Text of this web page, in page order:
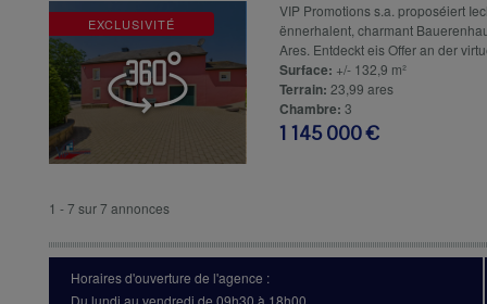
EXCLUSIVITÉ
VIP Promotions s.a. proposéiert
ënnerhalent, charmant
Ares. Entdeckt eis Offer an der
Surface: +/- 132,9 m²
Terrain: 23,99 ares
Chambre: 3
1 145 000 €
1 - 7 sur 7 annonces
Horaires d'ouverture de l'agence :
Du lundi au vendredi de 09h30 à 18h00.